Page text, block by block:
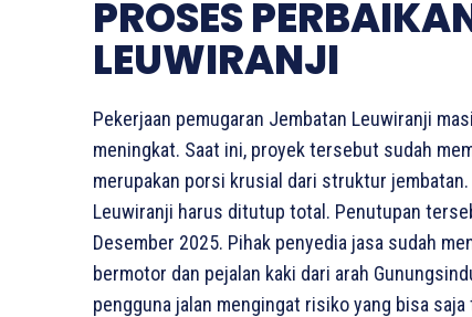
PROSES
LEUWIRANJI
Pekerjaan pemugaran Jembatan Leuwiranji
meningkat. Saat ini, proyek tersebut sudah
merupakan porsi krusial dari struktur
Leuwiranji harus ditutup total. Penutupan
Desember 2025. Pihak penyedia jasa sudah
bermotor dan pejalan kaki dari arah
pengguna jalan mengingat risiko yang bisa